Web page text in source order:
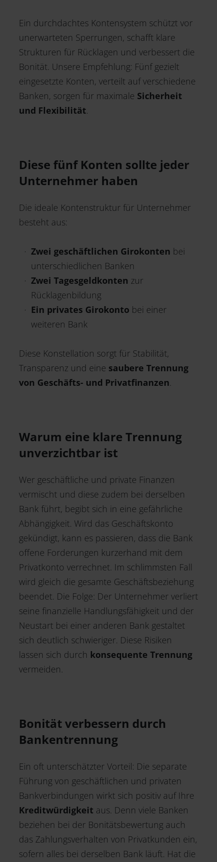
Ein durchdachtes Kontensystem schützt vor
unerwarteten Sperrungen, schafft klare
Strukturen für Rücklagen und verbessert die
Bonität. Unsere Empfehlung: Fünf gezielt
eingesetzte Konten, verteilt auf verschiedene
Banken, sorgen für maximale Sicherheit
und Flexibilität.
Diese fünf Konten sollte jeder
Unternehmer haben
Die ideale Kontenstruktur für Unternehmer
besteht aus:
Zwei geschäftlichen Girokonten bei
unterschiedlichen Banken
Zwei Tagesgeldkonten zur
Rücklagenbildung
Ein privates Girokonto bei einer
weiteren Bank
Diese Konstellation sorgt für Stabilität,
Transparenz und eine saubere Trennung
von Geschäfts- und Privatfinanzen.
Warum eine klare Trennung
unverzichtbar ist
Wer geschäftliche und private Finanzen
vermischt und diese zudem bei derselben
Bank führt, begibt sich in eine gefährliche
Abhängigkeit. Wird das Geschäftskonto
gekündigt, kann es passieren, dass die Bank
offene Forderungen kurzerhand mit dem
Privatkonto verrechnet. Im schlimmsten Fall
wird gleich die gesamte Geschäftsbeziehung
beendet. Die Folge: Der Unternehmer verliert
seine finanzielle Handlungsfähigkeit und der
Neustart bei einer anderen Bank gestaltet
sich deutlich schwieriger. Diese Risiken
lassen sich durch konsequente Trennung
vermeiden.
Bonität verbessern durch
Bankentrennung
Ein oft unterschätzter Vorteil: Die separate
Führung von geschäftlichen und privaten
Bankverbindungen wirkt sich positiv auf Ihre
Kreditwürdigkeit aus. Denn viele Banken
beziehen bei der Bonitätsbewertung auch
das Zahlungsverhalten von Privatkunden ein,
sofern alles bei derselben Bank läuft. Hat die